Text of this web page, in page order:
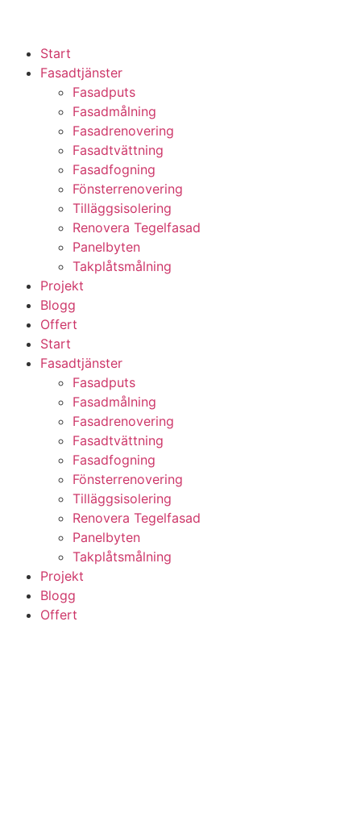
Start
Fasadtjänster
Fasadputs
Fasadmålning
Fasadrenovering
Fasadtvättning
Fasadfogning
Fönsterrenovering
Tilläggsisolering
Renovera Tegelfasad
Panelbyten
Takplåtsmålning
Projekt
Blogg
Offert
Start
Fasadtjänster
Fasadputs
Fasadmålning
Fasadrenovering
Fasadtvättning
Fasadfogning
Fönsterrenovering
Tilläggsisolering
Renovera Tegelfasad
Panelbyten
Takplåtsmålning
Projekt
Blogg
Offert